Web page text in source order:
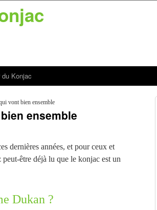
Konjac
vont bien ensemble
ensemble
dernières années, et pour ceux et
être déjà lu que le konjac est un
Dukan ?